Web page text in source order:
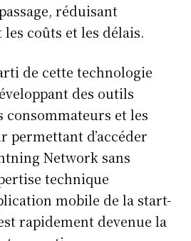
réduisant
coûts et les délais.
de cette technologie
des outils
et les
permettant d’accéder
Network sans
technique
mobile de la start-
rapidement devenue la